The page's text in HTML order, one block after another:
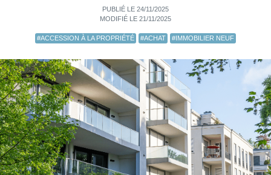
PUBLIÉ LE 24/11/2025
MODIFIÉ LE 21/11/2025
#ACCESSION À LA PROPRIÉTÉ #ACHAT #IMMOBILIER NEUF